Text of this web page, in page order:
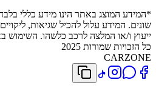
*המידע המוצג באתר הינו מידע כללי
שונים. המידע עלול להכיל שגיאות,
ייעוץ ו/או המלצה לרכב כלשהו. השימוש
כל הזכויות שמורות 2025
CARZONE